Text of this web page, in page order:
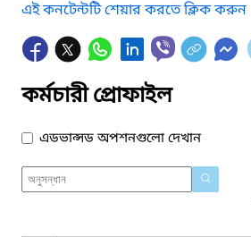
এই কনটেন্টটি শেয়ার করতে ক্লিক করুন
কর্মচারী প্রোফাইল
এডভান্সড অপশনগুলো দেখান